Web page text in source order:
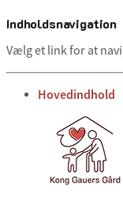
Indholdsnavigation
Vælg et link for at
gå til
Hovedindhold